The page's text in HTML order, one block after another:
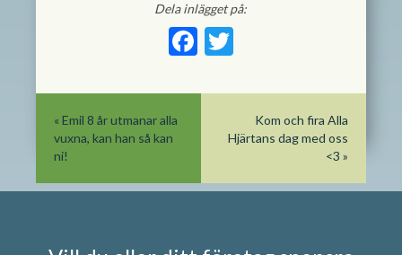
Dela inlägget på:
Facebook
Twitter
Kom och fira Alla
Hjärtans dag med oss
<3 »
« Emil 8 år utmanar alla
vuxna, kan han så kan
ni!